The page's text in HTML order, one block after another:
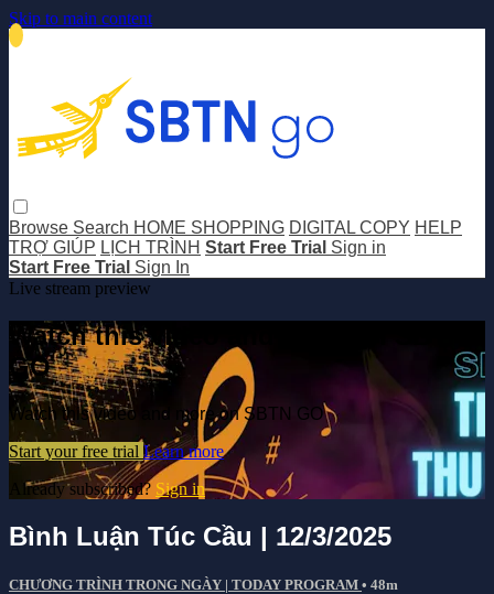
Skip to main content
Browse Search HOME SHOPPING DIGITAL COPY HELP
TRỢ GIÚP LỊCH TRÌNH Start Free Trial Sign in
Start Free Trial Sign In
Live stream preview
Watch this video and more on SBTN
GO
Watch this video and more on SBTN GO
Start your free trial Learn more
Already subscribed? Sign in
Bình Luận Túc Cầu | 12/3/2025
CHƯƠNG TRÌNH TRONG NGÀY | TODAY PROGRAM • 48m